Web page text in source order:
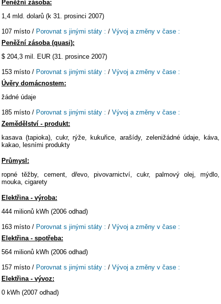
Peněžní zásoba:
1,4 mld. dolarů (k 31. prosinci 2007)
107 místo / Porovnat s jinými státy : / Vývoj a změny v čase :
Peněžní zásoba (quasi):
$ 204,3 mil. EUR (31. prosince 2007)
153 místo / Porovnat s jinými státy : / Vývoj a změny v čase :
Úvěry domácnostem:
žádné údaje
185 místo / Porovnat s jinými státy : / Vývoj a změny v čase :
Zemědělství - produkt:
kasava (tapioka), cukr, rýže, kukuřice, arašídy, zelenižádné údaje, káva,
kakao, lesními produkty
Průmysl:
ropné těžby, cement, dřevo, pivovarnictví, cukr, palmový olej, mýdlo,
mouka, cigarety
Elektřina - výroba:
444 milionů kWh (2006 odhad)
163 místo / Porovnat s jinými státy : / Vývoj a změny v čase :
Elektřina - spotřeba:
564 milionů kWh (2006 odhad)
157 místo / Porovnat s jinými státy : / Vývoj a změny v čase :
Elektřina - vývoz:
0 kWh (2007 odhad)